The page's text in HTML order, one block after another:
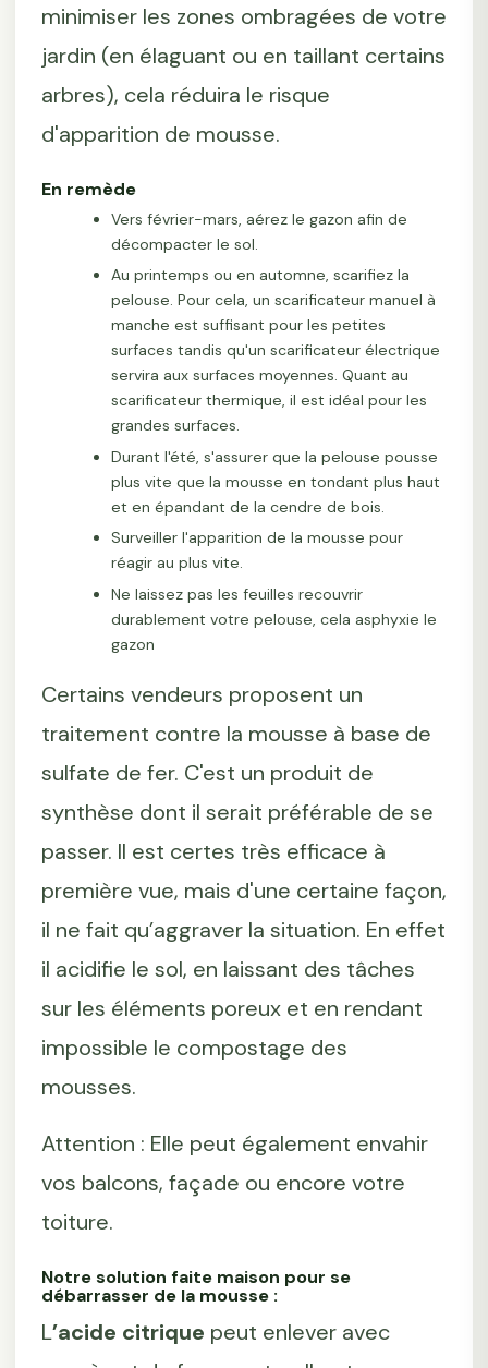
minimiser les zones ombragées de votre
jardin (en élaguant ou en taillant certains
arbres), cela réduira le risque
d'apparition de mousse.
En remède
Vers février-mars, aérez le gazon afin de
décompacter le sol.
Au printemps ou en automne, scarifiez la
pelouse. Pour cela, un scarificateur manuel à
manche est suffisant pour les petites
surfaces tandis qu'un scarificateur électrique
servira aux surfaces moyennes. Quant au
scarificateur thermique, il est idéal pour les
grandes surfaces.
Durant l'été, s'assurer que la pelouse pousse
plus vite que la mousse en tondant plus haut
et en épandant de la cendre de bois.
Surveiller l'apparition de la mousse pour
réagir au plus vite.
Ne laissez pas les feuilles recouvrir
durablement votre pelouse, cela asphyxie le
gazon
Certains vendeurs proposent un
traitement contre la mousse à base de
sulfate de fer. C'est un produit de
synthèse dont il serait préférable de se
passer. Il est certes très efficace à
première vue, mais d'une certaine façon,
il ne fait qu’aggraver la situation. En effet
il acidifie le sol, en laissant des tâches
sur les éléments poreux et en rendant
impossible le compostage des
mousses.
Attention : Elle peut également envahir
vos balcons, façade ou encore votre
toiture.
Notre solution faite maison pour se
débarrasser de la mousse :
L’acide citrique peut enlever avec